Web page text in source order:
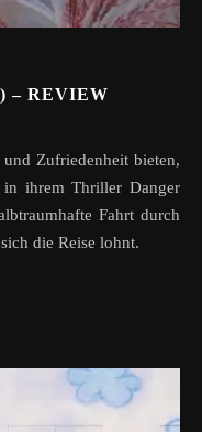
– REVIEW
in ihrem Thriller Danger
Fahrt durch
die Reise lohnt.